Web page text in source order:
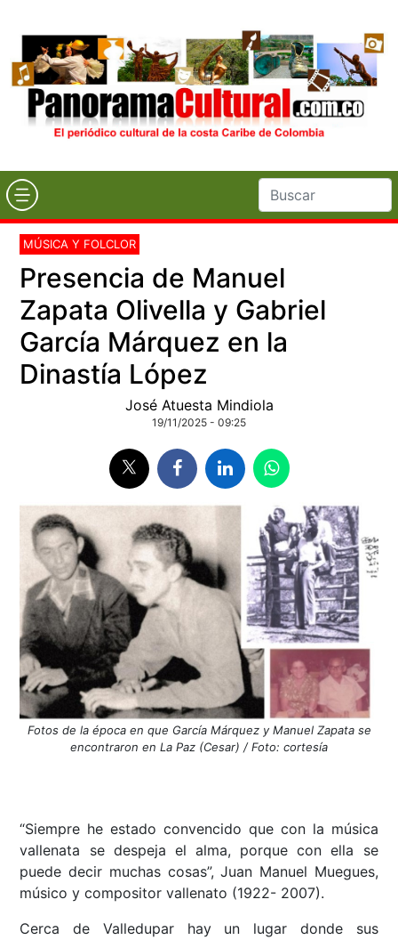
MÚSICA Y FOLCLOR
Presencia de Manuel
Zapata Olivella y Gabriel
García Márquez en la
Dinastía López
José Atuesta Mindiola
19/11/2025 - 09:25
Fotos de la época en que García Márquez y Manuel Zapata se
encontraron en La Paz (Cesar) / Foto: cortesía
“Siempre he estado convencido que con la música
vallenata se despeja el alma, porque con ella se
puede decir muchas cosas”, Juan Manuel Muegues,
músico y compositor vallenato (1922- 2007).
Cerca de Valledupar hay un lugar donde sus